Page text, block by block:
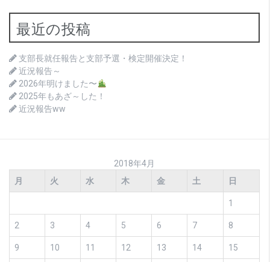
最近の投稿
支部長就任報告と支部予選・検定開催決定！
近況報告～
2026年明けました〜
2025年もあざ～した！
近況報告ww
2018年4月
月
火 水 木 金 土 日
1
2 3 4 5 6 7 8
9 10 11 12 13 14 15